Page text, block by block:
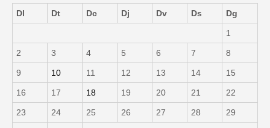
Dl Dt Dc Dj Dv Ds Dg
1
2 3 4 5 6 7 8
9 10 11 12 13 14 15
16 17 18 19 20 21 22
23 24 25 26 27 28 29